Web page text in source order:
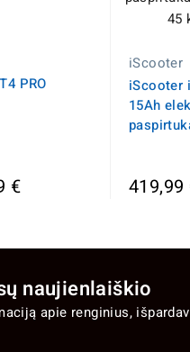
PRO
€
iScooter
iScooter
15Ah
419,99
naujienlaiškio
apie renginius,